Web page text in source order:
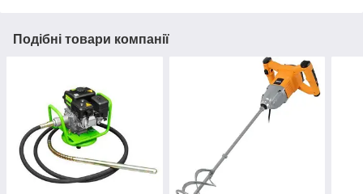
Подібні товари компанії